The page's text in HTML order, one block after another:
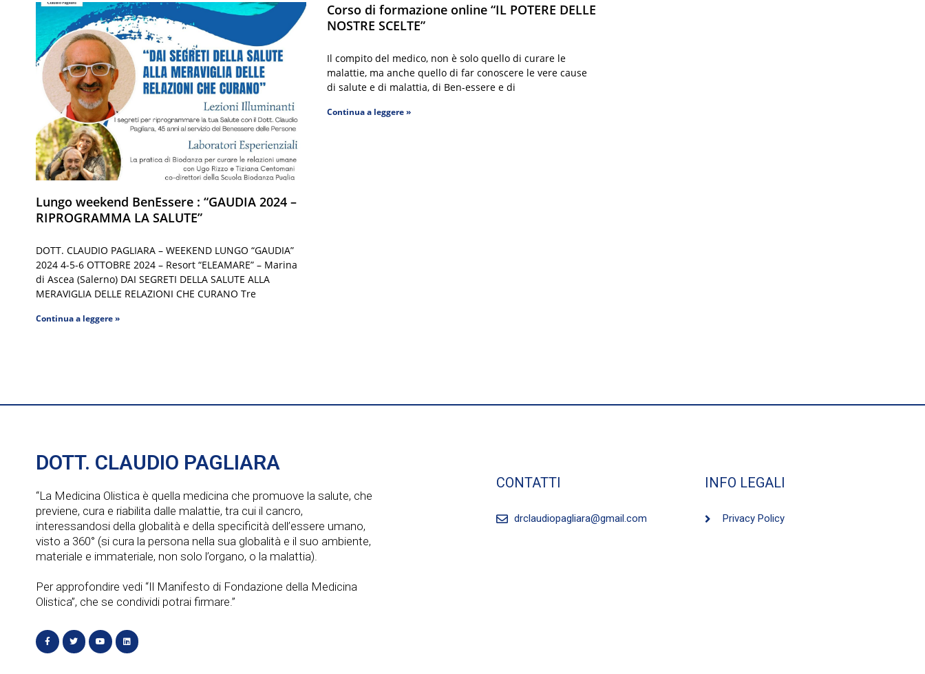
Lungo weekend BenEssere : “GAUDIA 2024 –
RIPROGRAMMA LA SALUTE”
DOTT. CLAUDIO PAGLIARA – WEEKEND LUNGO “GAUDIA”
2024 4-5-6 OTTOBRE 2024 – Resort “ELEAMARE” – Marina
di Ascea (Salerno) DAI SEGRETI DELLA SALUTE ALLA
MERAVIGLIA DELLE RELAZIONI CHE CURANO Tre
Continua a leggere »
Corso di formazione online “IL POTERE DELLE
NOSTRE SCELTE”
Il compito del medico, non è solo quello di curare le
malattie, ma anche quello di far conoscere le vere cause
di salute e di malattia, di Ben-essere e di
Continua a leggere »
DOTT. CLAUDIO PAGLIARA
“La Medicina Olistica è quella medicina che promuove la salute, che
previene, cura e riabilita dalle malattie, tra cui il cancro,
interessandosi della globalità e della specificità dell’essere umano,
visto a 360° (si cura la persona nella sua globalità e il suo ambiente,
materiale e immateriale, non solo l’organo, o la malattia).
Per approfondire vedi “Il Manifesto di Fondazione della Medicina
Olistica”, che se condividi potrai firmare.”
CONTATTI
drclaudiopagliara@gmail.com
INFO LEGALI
Privacy Policy